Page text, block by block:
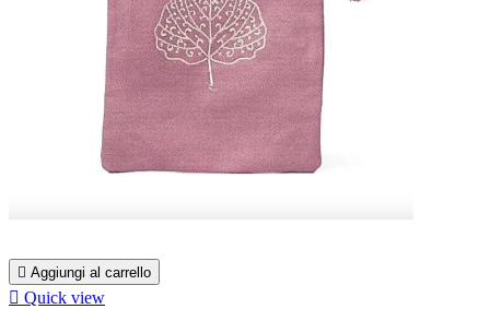
 Aggiungi al carrello
 Quick view